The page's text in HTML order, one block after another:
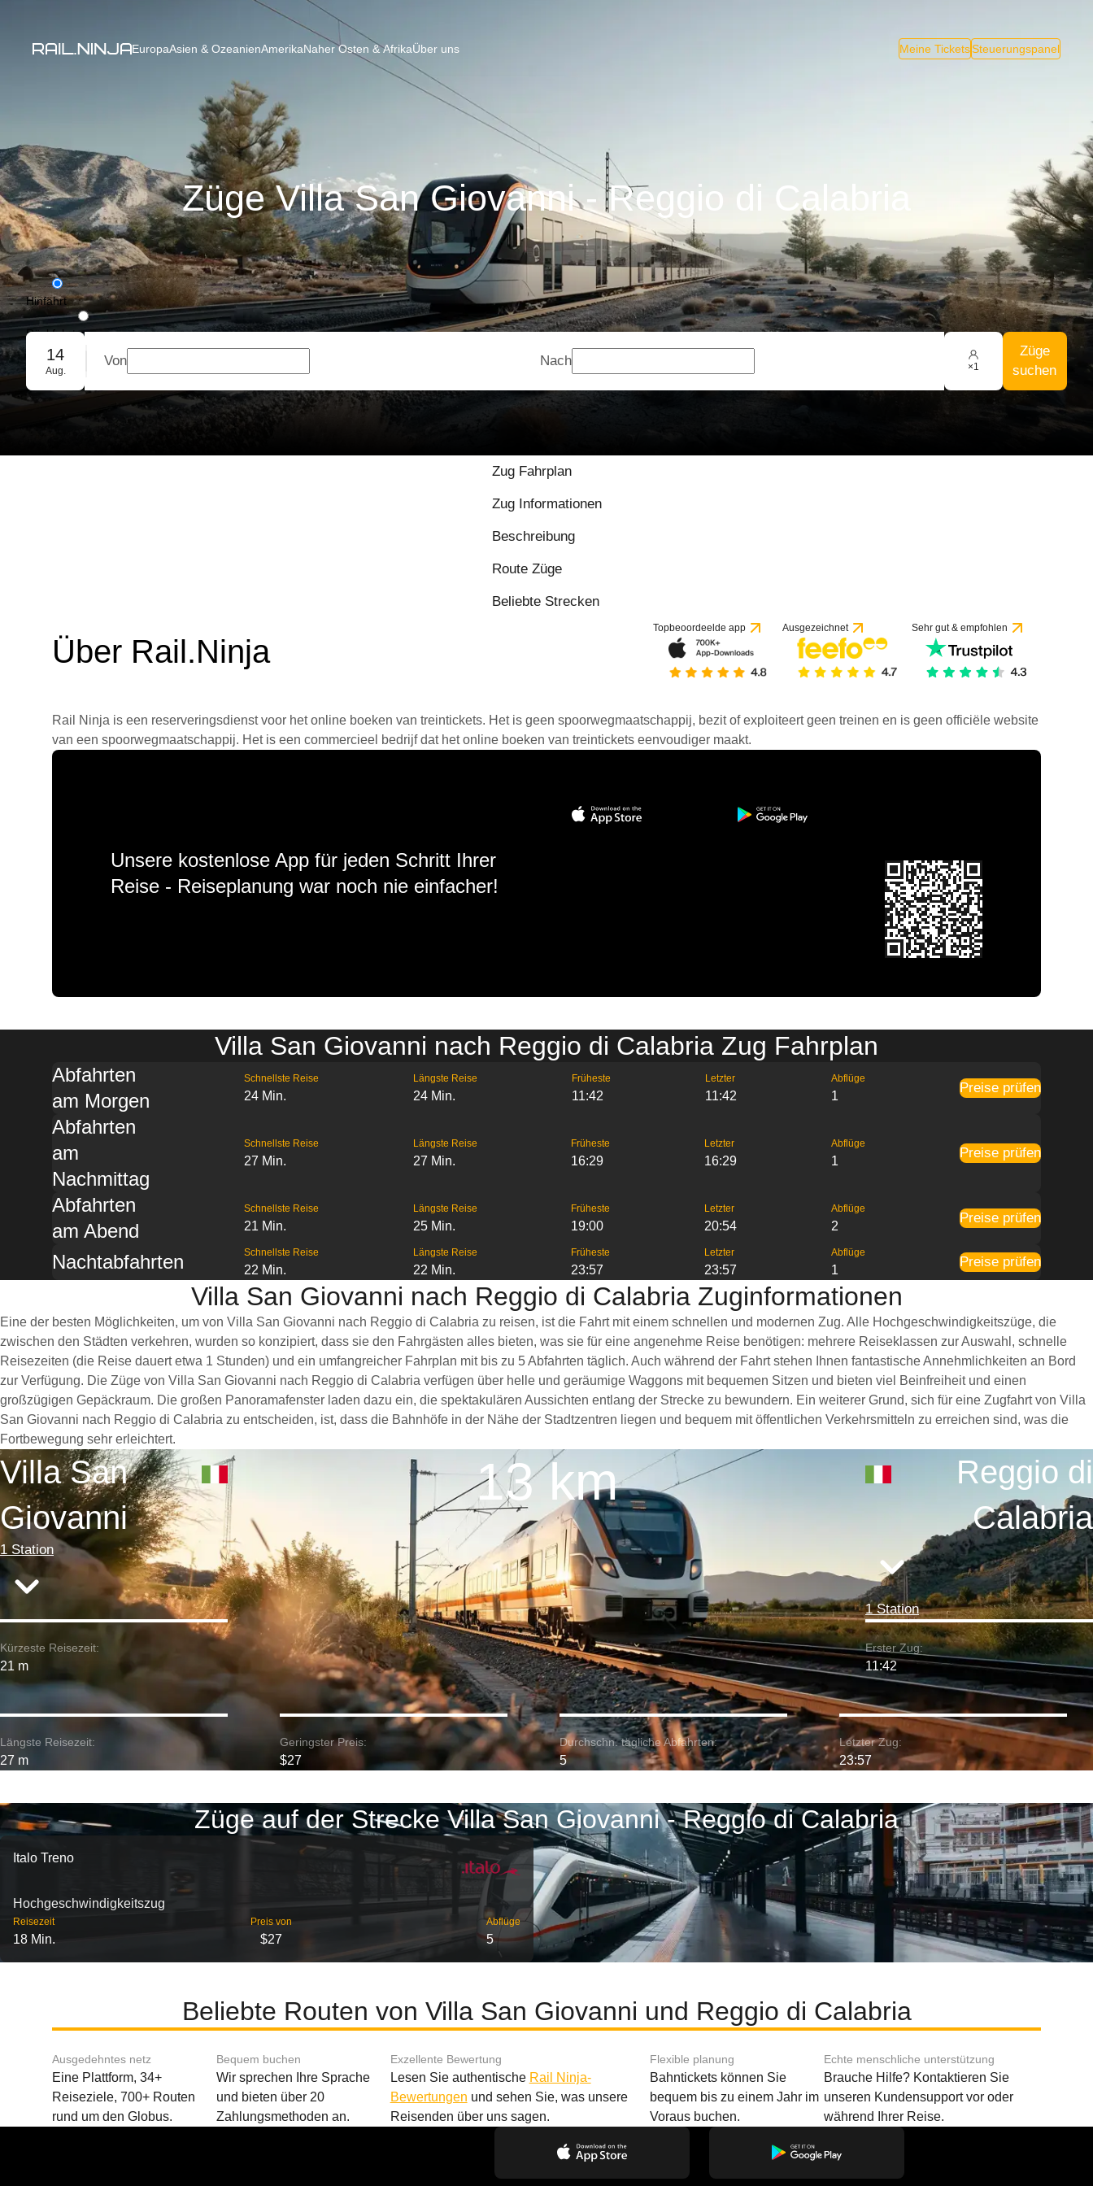
EuropaAsien & OzeanienAmerikaNaher Osten & AfrikaÜber uns Meine TicketsSteuerungspanel
Züge Villa San Giovanni - Reggio di Calabria
Hinfahrt
Rückfahrt
Gruppenbuchung
14
Aug.
Von Nach ×1
Züge
suchen
Zug Fahrplan
Zug Informationen
Beschreibung
Route Züge
Beliebte Strecken
Über Rail.Ninja
Topbeoordeelde app Ausgezeichnet Sehr gut & empfohlen
Rail Ninja is een reserveringsdienst voor het online boeken van treintickets. Het is geen spoorwegmaatschappij, bezit of exploiteert geen treinen en is geen officiële website
van een spoorwegmaatschappij. Het is een commercieel bedrijf dat het online boeken van treintickets eenvoudiger maakt.
Unsere kostenlose App für jeden Schritt Ihrer
Reise - Reiseplanung war noch nie einfacher!
Villa San Giovanni nach Reggio di Calabria Zug Fahrplan
Abfahrten
am Morgen
Schnellste Reise
24 Min.
Längste Reise
24 Min.
Früheste
11:42
Letzter
11:42
Abflüge
1
Preise prüfen
Abfahrten
am
Nachmittag
Schnellste Reise
27 Min.
Längste Reise
27 Min.
Früheste
16:29
Letzter
16:29
Abflüge
1
Preise prüfen
Abfahrten
am Abend
Schnellste Reise
21 Min.
Längste Reise
25 Min.
Früheste
19:00
Letzter
20:54
Abflüge
2
Preise prüfen
Nachtabfahrten Schnellste Reise
22 Min.
Längste Reise
22 Min.
Früheste
23:57
Letzter
23:57
Abflüge
1
Preise prüfen
Villa San Giovanni nach Reggio di Calabria Zuginformationen
Eine der besten Möglichkeiten, um von Villa San Giovanni nach Reggio di Calabria zu reisen, ist die Fahrt mit einem schnellen und modernen Zug. Alle Hochgeschwindigkeitszüge, die
zwischen den Städten verkehren, wurden so konzipiert, dass sie den Fahrgästen alles bieten, was sie für eine angenehme Reise benötigen: mehrere Reiseklassen zur Auswahl, schnelle
Reisezeiten (die Reise dauert etwa 1 Stunden) und ein umfangreicher Fahrplan mit bis zu 5 Abfahrten täglich. Auch während der Fahrt stehen Ihnen fantastische Annehmlichkeiten an Bord
zur Verfügung. Die Züge von Villa San Giovanni nach Reggio di Calabria verfügen über helle und geräumige Waggons mit bequemen Sitzen und bieten viel Beinfreiheit und einen
großzügigen Gepäckraum. Die großen Panoramafenster laden dazu ein, die spektakulären Aussichten entlang der Strecke zu bewundern. Ein weiterer Grund, sich für eine Zugfahrt von Villa
San Giovanni nach Reggio di Calabria zu entscheiden, ist, dass die Bahnhöfe in der Nähe der Stadtzentren liegen und bequem mit öffentlichen Verkehrsmitteln zu erreichen sind, was die
Fortbewegung sehr erleichtert.
Villa San
Giovanni
1 Station
13 km
Reggio di
Calabria
1 Station
Kürzeste Reisezeit:
21 m
Erster Zug:
11:42
Längste Reisezeit:
27 m
Geringster Preis:
$27
Durchschn. tägliche Abfahrten:
5
Letzter Zug:
23:57
Züge auf der Strecke Villa San Giovanni - Reggio di Calabria
Italo Treno
Hochgeschwindigkeitszug
Reisezeit
18 Min.
Preis von
$27
Abflüge
5
Beliebte Routen von Villa San Giovanni und Reggio di Calabria
Ausgedehntes netz
Eine Plattform, 34+
Reiseziele, 700+ Routen
rund um den Globus.
Bequem buchen
Wir sprechen Ihre Sprache
und bieten über 20
Zahlungsmethoden an.
Exzellente Bewertung
Lesen Sie authentische Rail Ninja-
Bewertungen und sehen Sie, was unsere
Reisenden über uns sagen.
Flexible planung
Bahntickets können Sie
bequem bis zu einem Jahr im
Voraus buchen.
Echte menschliche unterstützung
Brauche Hilfe? Kontaktieren Sie
unseren Kundensupport vor oder
während Ihrer Reise.